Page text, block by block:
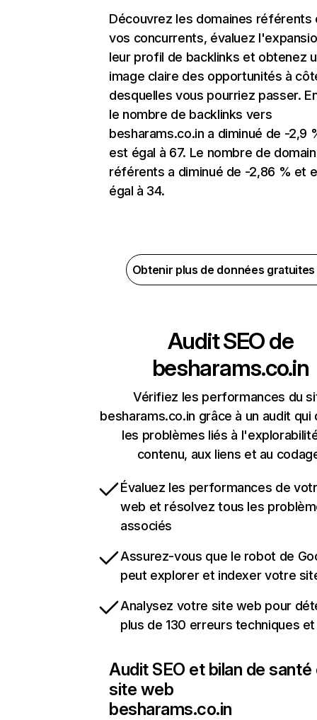
Découvrez les domaines référents
vos concurrents, évaluez
leur profil de backlinks et obtenez
image claire des opportunités à
desquelles vous pourriez passer.
le nombre de backlinks vers
besharams.co.in a diminué de -2,9
est égal à 67. Le nombre de
référents a diminué de -2,86 % et
égal à 34.
Obtenir plus de données
Audit SEO de
besharams.co.in
Vérifiez les performances du
besharams.co.in grâce à un audit
les problèmes liés à
contenu, aux liens et au
Évaluez les performances de
web et résolvez tous les
associés
Assurez-vous que le robot de
peut explorer et indexer votre
Analysez votre site web pour
plus de 130 erreurs techniques et
Audit SEO et bilan de santé
site web
besharams.co.in